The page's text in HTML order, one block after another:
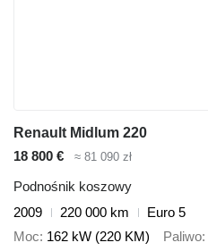
Renault Midlum 220
18 800 €
≈ 81 090 zł
Podnośnik koszowy
2009
220 000 km
Euro 5
Moc 162 kW (220 KM) Paliwo